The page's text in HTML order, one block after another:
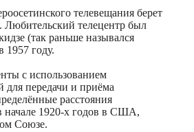
телевещания берет
Любительский телецентр был
(так раньше назывался
1957 году.
с использованием
для передачи и приёма
расстояния
начале 1920-х годов в США,
Союзе.